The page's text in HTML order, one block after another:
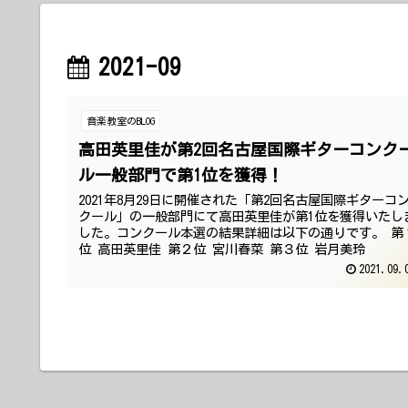
2021-09
音楽教室のBLOG
高田英里佳が第2回名古屋国際ギターコンク
ル一般部門で第1位を獲得！
2021年8月29日に開催された「第2回名古屋国際ギターコ
クール」の一般部門にて高田英里佳が第1位を獲得いたし
した。コンクール本選の結果詳細は以下の通りです。 第
位 高田英里佳 第２位 宮川春菜 第３位 岩月美玲